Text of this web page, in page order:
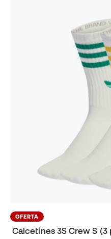
OFERTA
Calcetines 3S Crew S (3